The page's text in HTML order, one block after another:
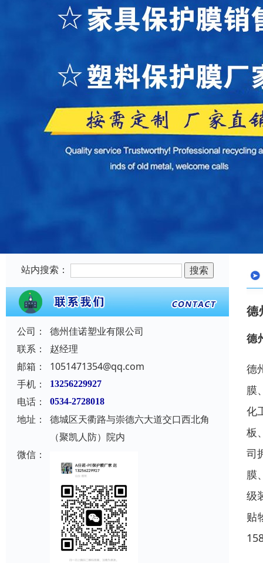
站内搜索：
公司：
德州佳诺塑业有限公司
联系：
赵经理
邮箱：
1051471354@qq.com
手机：
13256229927
电话： 0534-2728018
地址：
德城区天衢路与崇德六大道交口西北角
（聚凯人防）院内
微信：
德
德
德
膜
化
板
司
膜
级
贴